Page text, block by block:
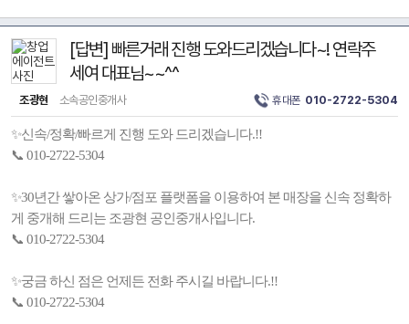
[답변] 빠른거래 진행 도와드리겠습니다~! 연락주
세여 대표님~~^^
조광현 소속공인중개사 휴대폰 010-2722-5304
✨신속/정확/빠르게 진행 도와 드리겠습니다.!!
📞 010-2722-5304
✨30년간 쌓아온 상가/점포 플랫폼을 이용하여 본 매장을 신속 정확하
게 중개해 드리는 조광현 공인중개사입니다.
📞 010-2722-5304
✨궁금 하신 점은 언제든 전화 주시길 바랍니다.!!
📞 010-2722-5304